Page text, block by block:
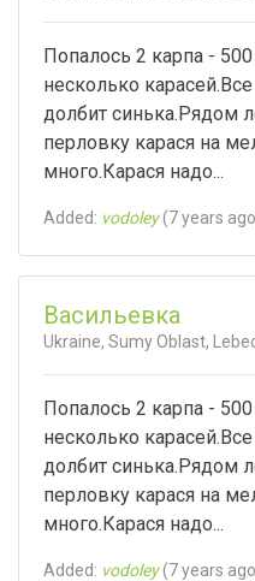
Попалось 2 карпа -
несколько
долбит синька.Рядом
перловку карася на
много.Карася надо...
Added: vodoley(7 years ago
Васильевка
Ukraine, Sumy Oblast,
Попалось 2 карпа -
несколько
долбит синька.Рядом
перловку карася на
много.Карася надо...
Added: vodoley(7 years ago